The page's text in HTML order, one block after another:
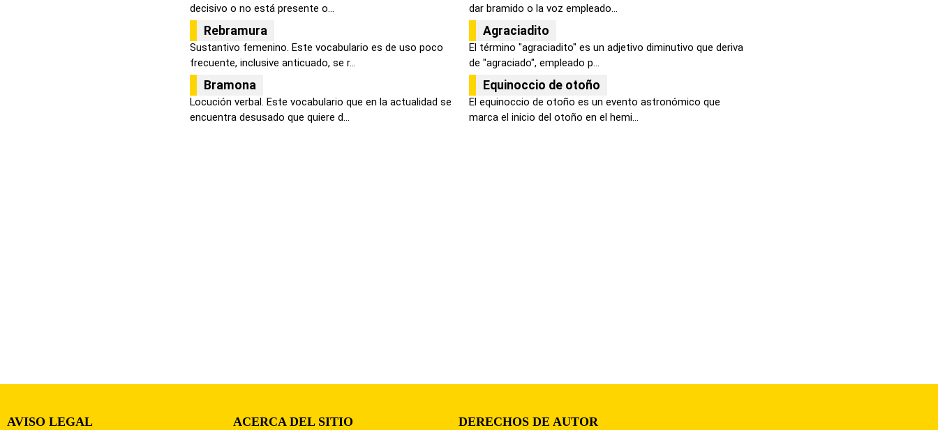
decisivo o no está presente o...
dar bramido o la voz empleado...
Rebramura
Sustantivo femenino. Este vocabulario es de uso poco
frecuente, inclusive anticuado, se r...
Agraciadito
El término "agraciadito" es un adjetivo diminutivo que deriva
de "agraciado", empleado p...
Bramona
Locución verbal. Este vocabulario que en la actualidad se
encuentra desusado que quiere d...
Equinoccio de otoño
El equinoccio de otoño es un evento astronómico que
marca el inicio del otoño en el hemi...
AVISO LEGAL ACERCA DEL SITIO DERECHOS DE AUTOR